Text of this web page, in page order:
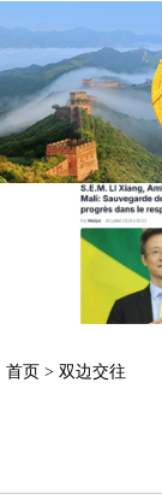
首页 > 双边交往